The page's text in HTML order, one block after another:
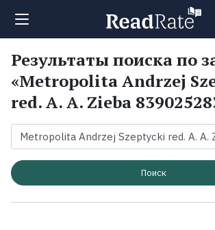
Поиск
Новости
Рейтинги
Результаты поиска по
«Metropolita Andrzej
red. A. A. Zieba
Поиск